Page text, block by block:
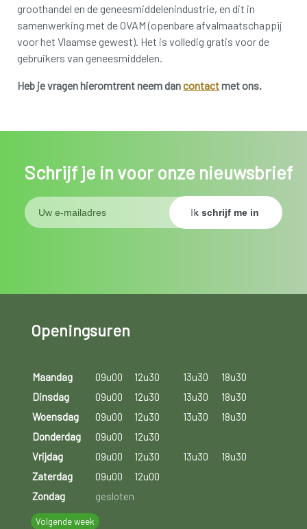
groothandel en de geneesmiddelenindustrie, en dit in
samenwerking met de OVAM (openbare afvalmaatschappij
voor het Vlaamse gewest). Het is volledig gratis voor de
gebruikers van geneesmiddelen.
Heb je vragen hieromtrent neem dancontactmet ons.
Schrijf je in voor onze nieuwsbrief
Openingsuren
Maandag 09u00 12u30 13u30
18u30
Dinsdag
09u00 12u30 13u30
18u30
Woensdag
09u00 12u30 13u30
18u30
Donderdag
09u00
12u30
Vrijdag
09u00 12u30 13u30
18u30
Zaterdag
09u00
12u00
Zondag
gesloten
Volgende week